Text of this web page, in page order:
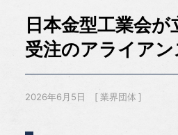
日本金型工業会
受注のアライアン
2026年6月5日 業界団体